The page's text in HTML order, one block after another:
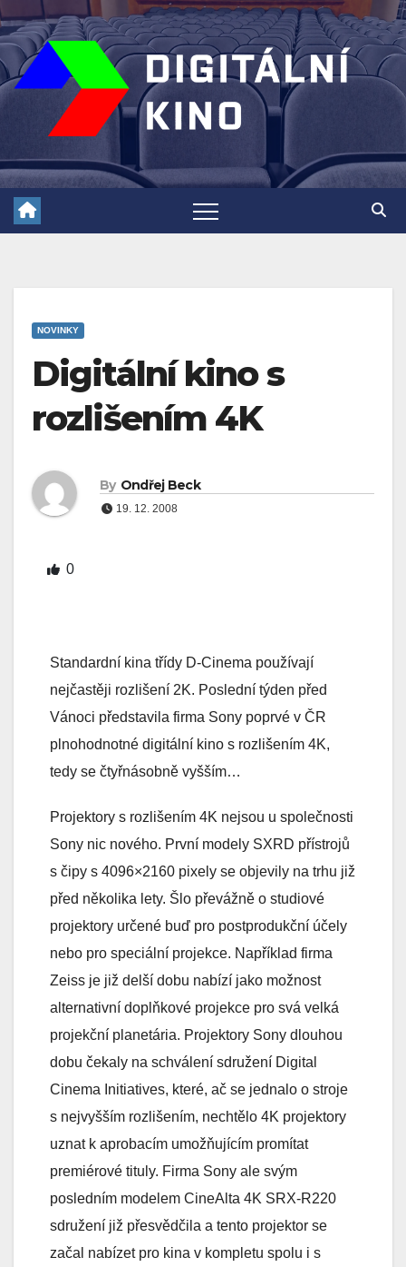
Skip
to
content
NOVINKY
Digitální kino s
rozlišením 4K
By Ondřej Beck
19. 12. 2008
0
Standardní kina třídy D-Cinema používají
nejčastěji rozlišení 2K. Poslední týden před
Vánoci představila firma Sony poprvé v ČR
plnohodnotné digitální kino s rozlišením 4K,
tedy se čtyřnásobně vyšším…
Projektory s rozlišením 4K nejsou u společnosti
Sony nic nového. První modely SXRD přístrojů
s čipy s 4096×2160 pixely se objevily na trhu již
před několika lety. Šlo převážně o studiové
projektory určené buď pro postprodukční účely
nebo pro speciální projekce. Například firma
Zeiss je již delší dobu nabízí jako možnost
alternativní doplňkové projekce pro svá velká
projekční planetária. Projektory Sony dlouhou
dobu čekaly na schválení sdružení Digital
Cinema Initiatives, které, ač se jednalo o stroje
s nejvyšším rozlišením, nechtělo 4K projektory
uznat k aprobacím umožňujícím promítat
premiérové tituly. Firma Sony ale svým
posledním modelem CineAlta 4K SRX-R220
sdružení již přesvědčila a tento projektor se
začal nabízet pro kina v kompletu spolu i s